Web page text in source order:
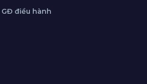
điều hành